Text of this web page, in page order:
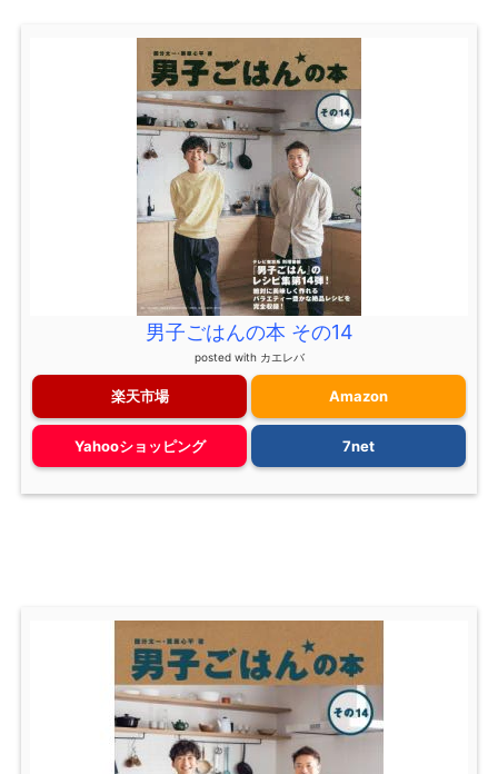
男子ごはんの本 その14
posted with カエレバ
楽天市場 Amazon
Yahooショッピング 7net